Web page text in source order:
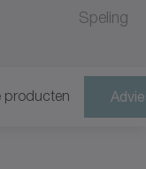
Speling
producten